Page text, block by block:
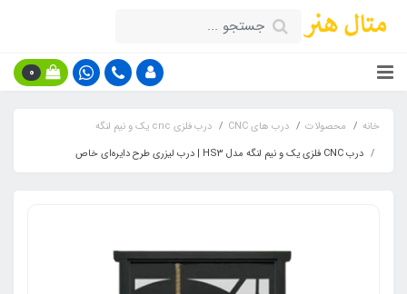
0
خانه محصولات درب های CNC
درب فلزی cnc یک و نیم لنگه
درب CNC فلزی یک و نیم لنگه مدل HS3 | درب لیزری طرح دایره‌ای خاص